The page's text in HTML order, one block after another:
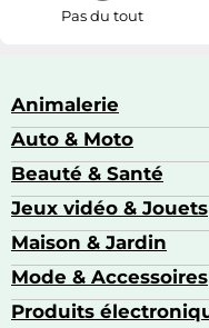
Pas du tout
Animalerie
Abris pour animaux
Aquariophilie
Colliers GPS
Auto & Moto
Accessoires auto
Attelage & portage
Autoradios
Beauté & Santé
Alimentation bébé
Amour &
Appareils de coiffure
Jeux vidéo & Jouets
Accessoires de gaming
Consoles de jeux
Drones
Maison & Jardin
Ameublement
Articles de cuisine &
Mode & Accessoires
Accessoires de mode
Produits